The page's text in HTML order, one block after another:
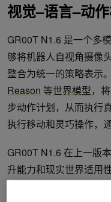
视觉–语言–动
GR00T N1.6 是一个多
够将机器人自视角摄像
整合为统一的策略表示
Reason 等世界模型，
步动作计划，从而执行
执行移动和灵巧操作，
GR00T N1.6 在上一版
升能力和现实世界适用性